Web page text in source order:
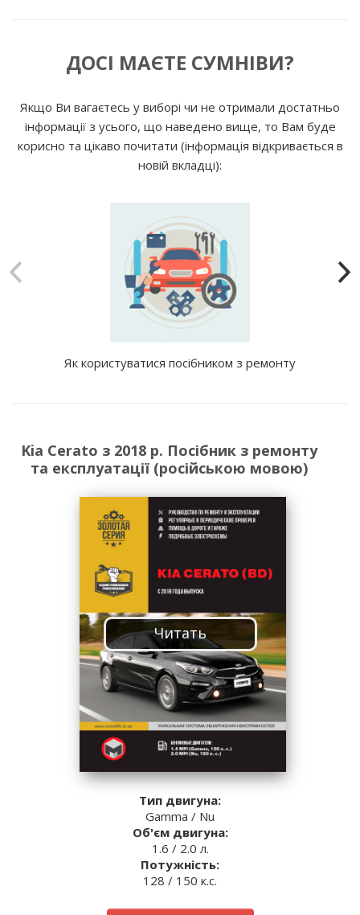
ДОСІ МАЄТЕ СУМНІВИ?
Якщо Ви вагаєтесь у виборі чи не отримали достатньо
інформації з усього, що наведено вище, то Вам буде
корисно та цікаво почитати (інформація відкривається в
новій вкладці):
Як користуватися посібником з ремонту
Kia Cerato з 2018 р. Посібник з ремонту
та експлуатації (російською мовою)
Читать
Тип двигуна:
Gamma / Nu
Об'єм двигуна:
1.6 / 2.0 л.
Потужність:
128 / 150 к.с.